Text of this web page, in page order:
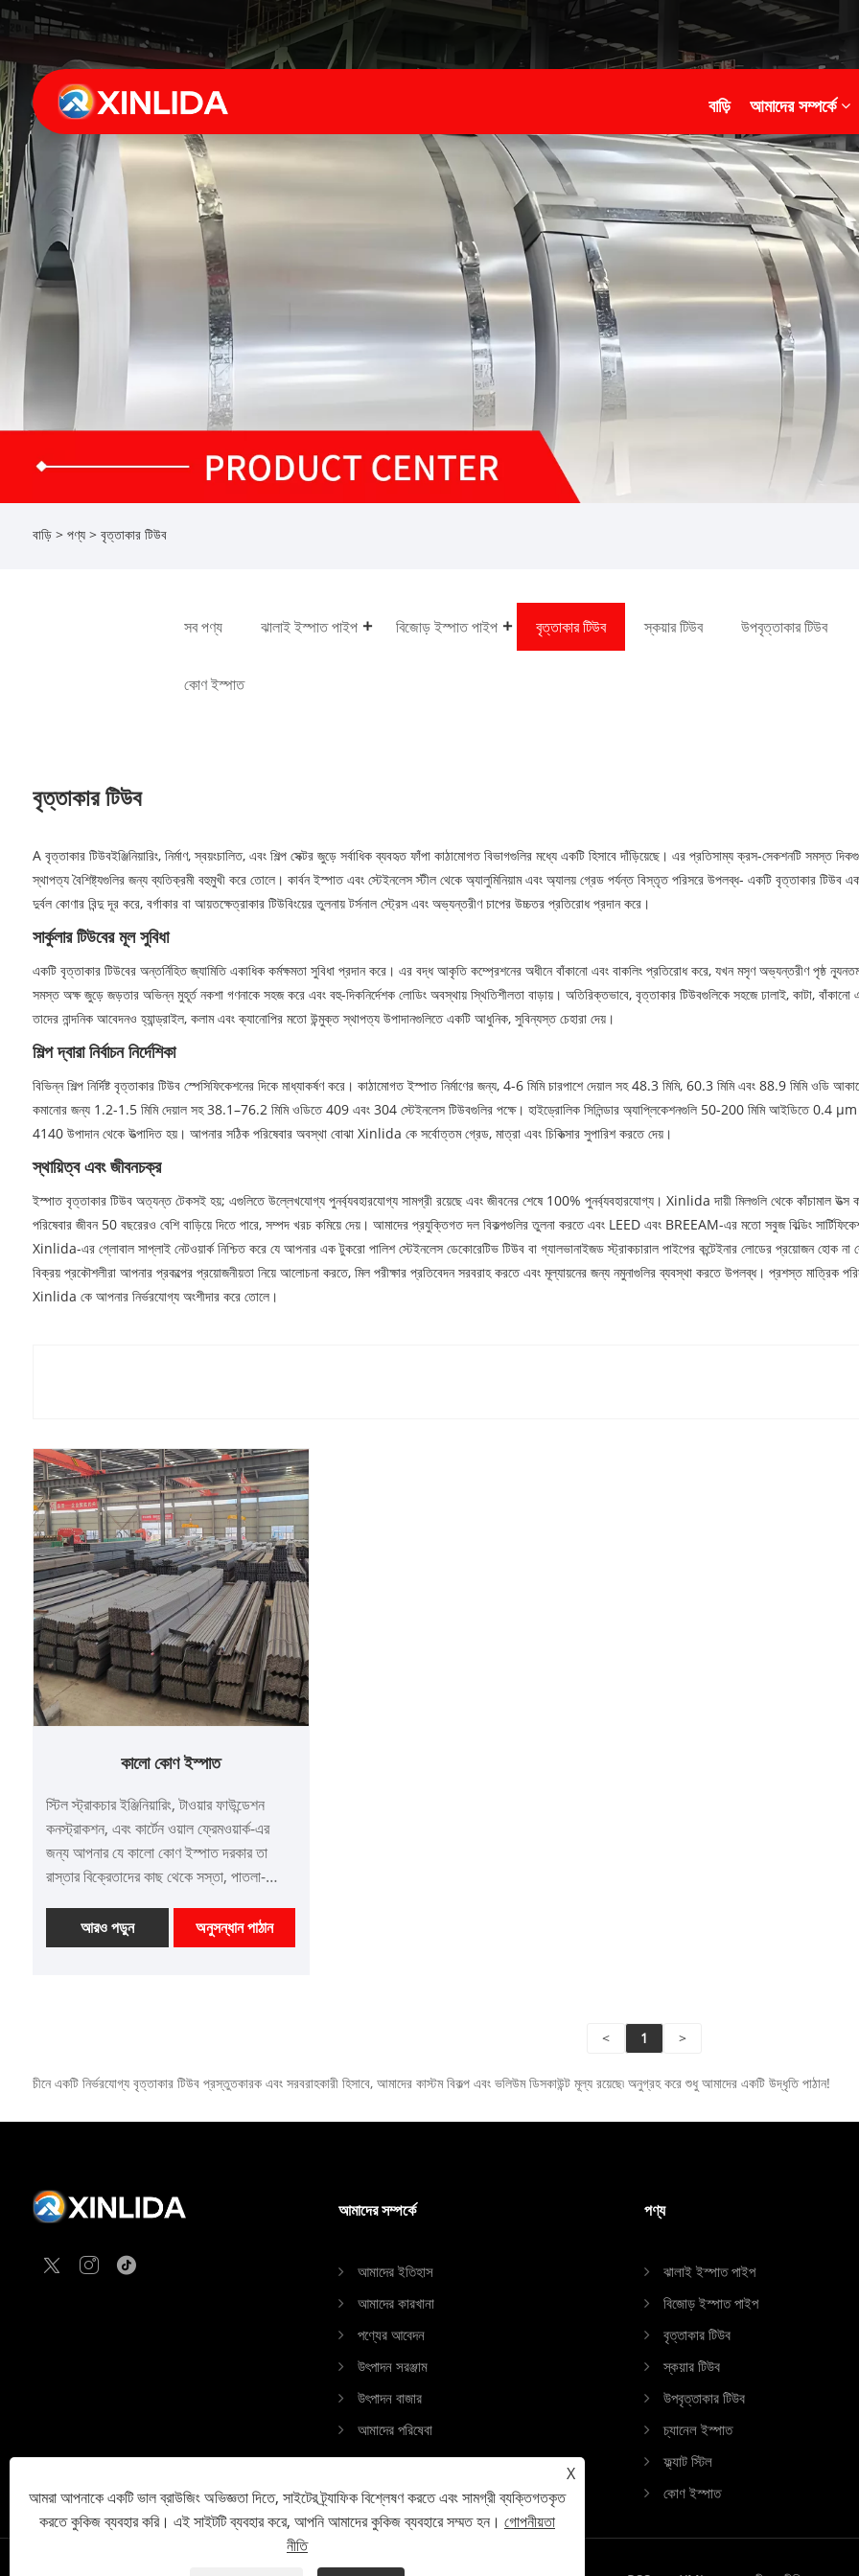
বাড়ি আমাদের সম্পর্কে
বাড়ি > পণ্য> বৃত্তাকার টিউব
সব পণ্য ঝালাই ইস্পাত পাইপ বিজোড় ইস্পাত পাইপ বৃত্তাকার টিউব স্কয়ার টিউব উপবৃত্তাকার টিউব
কোণ ইস্পাত
বৃত্তাকার টিউব
A বৃত্তাকার টিউবইঞ্জিনিয়ারিং, নির্মাণ, স্বয়ংচালিত, এবং শিল্প সেক্টর জুড়ে সর্বাধিক ব্যবহৃত ফাঁপা কাঠামোগত বিভাগগুলির মধ্যে একটি হিসাবে দাঁড়িয়েছে। এর প্রতিসাম্য ক্রস-সেকশনটি
স্থাপত্য বৈশিষ্ট্যগুলির জন্য ব্যতিক্রমী বহুমুখী করে তোলে। কার্বন ইস্পাত এবং স্টেইনলেস স্টীল থেকে অ্যালুমিনিয়াম এবং অ্যালয় গ্রেড পর্যন্ত বিস্তৃত পরিসরে উপলব্ধ- একটি বৃত্তাকার টিউব একটি
দুর্বল কোণার বিন্দু দূর করে, বর্গাকার বা আয়তক্ষেত্রাকার টিউবিংয়ের তুলনায় টর্সনাল স্ট্রেস এবং অভ্যন্তরীণ চাপের উচ্চতর প্রতিরোধ প্রদান করে।
সার্কুলার টিউবের মূল সুবিধা
একটি বৃত্তাকার টিউবের অন্তর্নিহিত জ্যামিতি একাধিক কর্মক্ষমতা সুবিধা প্রদান করে। এর বদ্ধ আকৃতি কম্প্রেশনের অধীনে বাঁকানো এবং বাকলিং প্রতিরোধ করে, যখন মসৃণ অভ্যন্তরীণ পৃষ্ঠ
সমস্ত অক্ষ জুড়ে জড়তার অভিন্ন মুহূর্ত নকশা গণনাকে সহজ করে এবং বহু-দিকনির্দেশক লোডিং অবস্থায় স্থিতিশীলতা বাড়ায়। অতিরিক্তভাবে, বৃত্তাকার টিউবগুলিকে সহজে ঢালাই, কাটা, বাঁকানো
তাদের নান্দনিক আবেদনও হ্যান্ড্রাইল, কলাম এবং ক্যানোপির মতো উন্মুক্ত স্থাপত্য উপাদানগুলিতে একটি আধুনিক, সুবিন্যস্ত চেহারা দেয়।
শিল্প দ্বারা নির্বাচন নির্দেশিকা
বিভিন্ন শিল্প নির্দিষ্ট বৃত্তাকার টিউব স্পেসিফিকেশনের দিকে মাধ্যাকর্ষণ করে। কাঠামোগত ইস্পাত নির্মাণের জন্য, 4-6 মিমি চারপাশে দেয়াল সহ 48.3 মিমি, 60.3 মিমি এবং 88.9 মিমি
কমানোর জন্য 1.2-1.5 মিমি দেয়াল সহ 38.1–76.2 মিমি ওডিতে 409 এবং 304 স্টেইনলেস টিউবগুলির পক্ষে। হাইড্রোলিক সিলিন্ডার অ্যাপ্লিকেশনগুলি 50-200 মিমি আইডিতে 0.4 µm
4140 উপাদান থেকে উত্পাদিত হয়। আপনার সঠিক পরিষেবার অবস্থা বোঝা Xinlida কে সর্বোত্তম গ্রেড, মাত্রা এবং চিকিত্সার সুপারিশ করতে দেয়।
স্থায়িত্ব এবং জীবনচক্র
ইস্পাত বৃত্তাকার টিউব অত্যন্ত টেকসই হয়; এগুলিতে উল্লেখযোগ্য পুনর্ব্যবহারযোগ্য সামগ্রী রয়েছে এবং জীবনের শেষে 100% পুনর্ব্যবহারযোগ্য। Xinlida দায়ী মিলগুলি থেকে কাঁচামাল
পরিষেবার জীবন 50 বছরেরও বেশি বাড়িয়ে দিতে পারে, সম্পদ খরচ কমিয়ে দেয়। আমাদের প্রযুক্তিগত দল বিকল্পগুলির তুলনা করতে এবং LEED এবং BREEAM-এর মতো সবুজ বিল্ডিং
Xinlida-এর গ্লোবাল সাপ্লাই নেটওয়ার্ক নিশ্চিত করে যে আপনার এক টুকরো পালিশ স্টেইনলেস ডেকোরেটিভ টিউব বা গ্যালভানাইজড স্ট্রাকচারাল পাইপের কন্টেইনার লোডের প্রয়োজন হোক না
বিক্রয় প্রকৌশলীরা আপনার প্রকল্পের প্রয়োজনীয়তা নিয়ে আলোচনা করতে, মিল পরীক্ষার প্রতিবেদন সরবরাহ করতে এবং মূল্যায়নের জন্য নমুনাগুলির ব্যবস্থা করতে উপলব্ধ। প্রশস্ত মাত্রিক
Xinlida কে আপনার নির্ভরযোগ্য অংশীদার করে তোলে।
কালো কোণ ইস্পাত
স্টিল স্ট্রাকচার ইঞ্জিনিয়ারিং, টাওয়ার ফাউন্ডেশন
কনস্ট্রাকশন, এবং কার্টেন ওয়াল ফ্রেমওয়ার্ক-এর
জন্য আপনার যে কালো কোণ ইস্পাত দরকার তা
রাস্তার বিক্রেতাদের কাছ থেকে সস্তা, পাতলা-
নয়। Tianjin Xinlida Steel Pipe Co.,
Ltd., 50 মিলিয়ন টন বার্ষিক উৎপাদন ক্ষমতার জন্য
রপ্তানি করা হয়। আমাদের মূল সুবিধা: আমরা
বর্জ্য হ্রাস করে এবং মূলধন বাঁধা দেয়। সংক্ষেপে—
অন্যরা অর্ডার পরিবর্তন নিয়ে উদ্বিগ্ন, আমরা আপনার
নিশ্চয়তা প্রয়োজন, এবং আমরা সেই নিশ্চয়তা প্রদান
আরও পড়ুন অনুসন্ধান পাঠান
< 1 >
চীনে একটি নির্ভরযোগ্য বৃত্তাকার টিউব প্রস্তুতকারক এবং সরবরাহকারী হিসাবে, আমাদের কাস্টম বিকল্প এবং ভলিউম ডিসকাউন্ট মূল্য রয়েছে৷ অনুগ্রহ করে শুধু আমাদের একটি উদ্ধৃতি পাঠান!
আমাদের সম্পর্কে
আমাদের ইতিহাস
আমাদের কারখানা
পণ্যের আবেদন
উৎপাদন সরঞ্জাম
উৎপাদন বাজার
আমাদের পরিষেবা
পণ্য
ঝালাই ইস্পাত পাইপ
বিজোড় ইস্পাত পাইপ
বৃত্তাকার টিউব
স্কয়ার টিউব
উপবৃত্তাকার টিউব
চ্যানেল ইস্পাত
ফ্ল্যাট স্টিল
কোণ ইস্পাত
X
আমরা আপনাকে একটি ভাল ব্রাউজিং অভিজ্ঞতা দিতে, সাইটের ট্র্যাফিক বিশ্লেষণ করতে এবং সামগ্রী ব্যক্তিগতকৃত
করতে কুকিজ ব্যবহার করি। এই সাইটটি ব্যবহার করে, আপনি আমাদের কুকিজ ব্যবহারে সম্মত হন। গোপনীয়তা
নীতি